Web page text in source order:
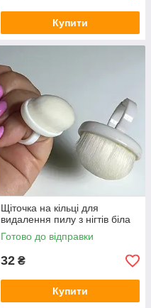
Купити
Щіточка на кільці для
видалення пилу з нігтів біла
Готово до відправки
32 ₴
Купити